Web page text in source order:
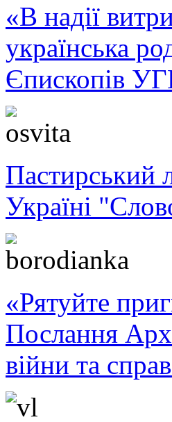
«В надії
українська
Єпископів
Пастирський
Україні
«Рятуйте
Послання
війни та